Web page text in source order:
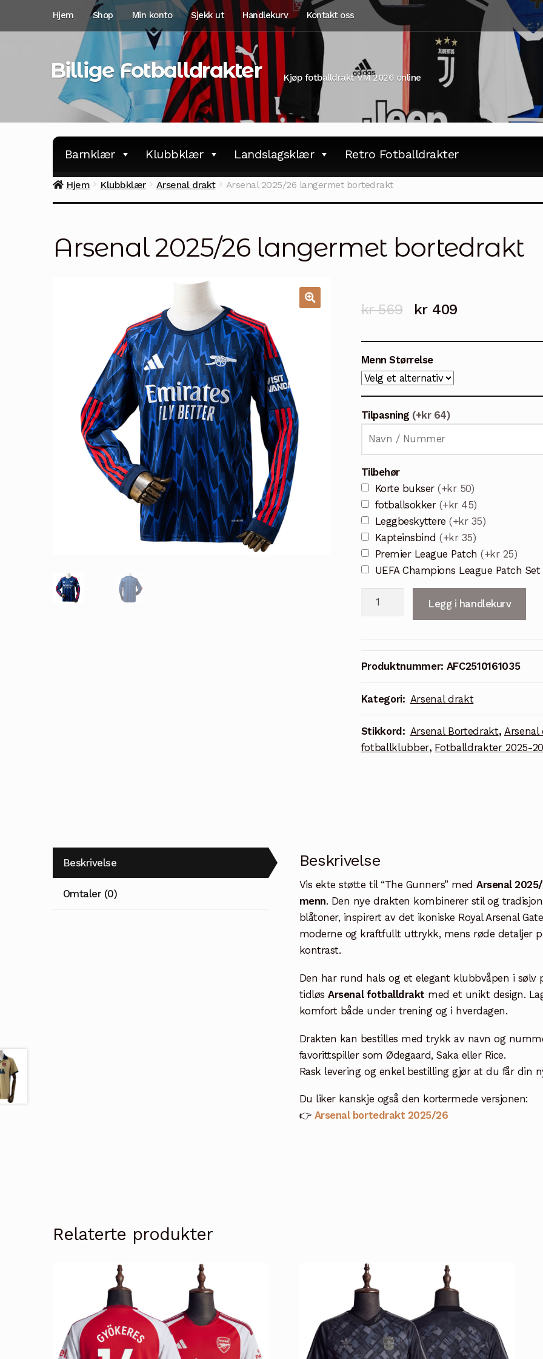
navigasjon
innhold
Hjem Shop Min konto Sjekk ut Handlekurv Kontakt oss
Billige Fotballdrakter Kjøp fotballdrakt VM 2026 online
Barnklær Klubbklær Landslagsklær Retro Fotballdrakter
Hjem Klubbklær Arsenal drakt Arsenal 2025/26 langermet bortedrakt
Arsenal 2025/26 langermet bortedrakt
kr569
Opprinnelig
var:
kr 569.
kr409Nåværende
Menn Størrelse
Tilpasning (+kr 64)
Tilbehør
Korte bukser(+kr 50)
fotballsokker (+kr 45)
Leggbeskyttere(+kr 35)
Kapteinsbind(+kr 35)
Premier League Patch(+kr 25)
UEFA Champions League Patch Set
antall
Legg i handlekurv
Produktnummer: AFC2510161035
Kategori: Arsenal drakt
Stikkord: Arsenal Bortedrakt,
fotballklubber, Fotballdrakter 2025-
Beskrivelse
Omtaler (0)
Beskrivelse
Vis ekte støtte til “The Gunners” medArsenal
menn. Den nye drakten kombinerer stil og
blåtoner, inspirert av det ikoniske Royal Arsenal
moderne og kraftfullt uttrykk, mens røde detaljer
kontrast.
Den har rund hals og et elegant klubbvåpen i
tidløsArsenal fotballdrakt med et unikt design.
komfort både under trening og i hverdagen.
Drakten kan bestilles med trykk av navn og
favorittspiller som Ødegaard, Saka eller Rice.
Rask levering og enkel bestilling gjør at du får din
Du liker kanskje også den kortermede versjonen:
👉 Arsenal bortedrakt 2025/26
Relaterte produkter